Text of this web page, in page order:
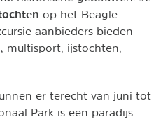
op het Beagle
aanbieders bieden
multisport, ijstochten,
er terecht van juni tot
Park is een paradijs